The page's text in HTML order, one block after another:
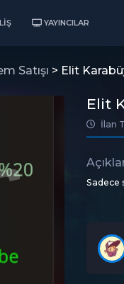
YAYINCILAR
Satışı > Elit
Elit
İlan
Sadece